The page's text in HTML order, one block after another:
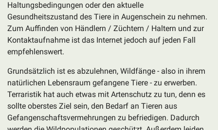
Haltungsbedingungen oder den aktuelle
Gesundheitszustand des Tiere in Augenschein zu nehmen.
Zum Auffinden von Händlern / Züchtern / Haltern und zur
Kontaktaufnahme ist das Internet jedoch auf jeden Fall
empfehlenswert.
Grundsätzlich ist es abzulehnen, Wildfänge - also in ihrem
natürlichen Lebensraum gefangene Tiere - zu erwerben.
Terraristik hat auch etwas mit Artenschutz zu tun, denn es
sollte oberstes Ziel sein, den Bedarf an Tieren aus
Gefangenschaftsvermehrungen zu befriedigen. Dadurch